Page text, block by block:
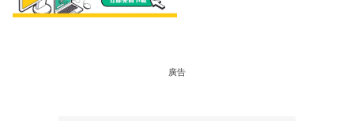
廣告